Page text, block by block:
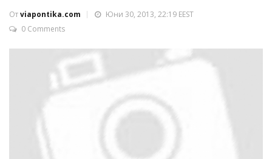
Отviapontika.com
Юни 30, 2013, 22:19 EEST
0 Comments